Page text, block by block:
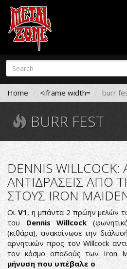
Skip
main
content
Search
form
Search
Home <iframe width= burr
BURR FEST
DENNIS
ΑΝΤΙΔΡΑΣΕΙΣ ΑΠΟ
ΣΤΟΥΣ IRON
Οι V1, η μπάντα 2 πρώην μελών
του Dennis Willcock
(κιθάρα), ανακοίνωσε την
αρνητικών προς τον Willcock
τον κόσμο οπαδούς των Iron
μήνυση που υπέβαλε ο